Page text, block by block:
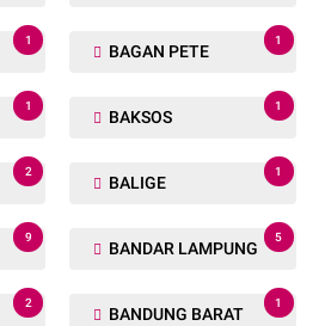
1
BAGAN PETE
1
1
BAKSOS
1
2
BALIGE
1
9
BANDAR LAMPUNG
5
2
BANDUNG BARAT
1